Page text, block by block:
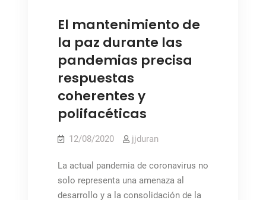
COVID-
19
El mantenimiento de
la paz durante las
pandemias precisa
respuestas
coherentes y
polifacéticas
12/08/2020 jjduran
La actual pandemia de coronavirus no
solo representa una amenaza al
desarrollo y a la consolidación de la